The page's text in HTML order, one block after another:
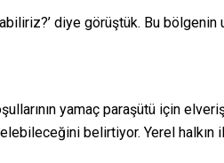
diye görüştük. Bu
yamaç paraşütü için
belirtiyor. Yerel halkın